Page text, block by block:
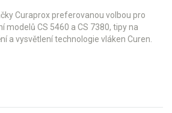
Curaprox preferovanou volbou pro
modelů CS 5460 a CS 7380, tipy na
a vysvětlení technologie vláken Curen.